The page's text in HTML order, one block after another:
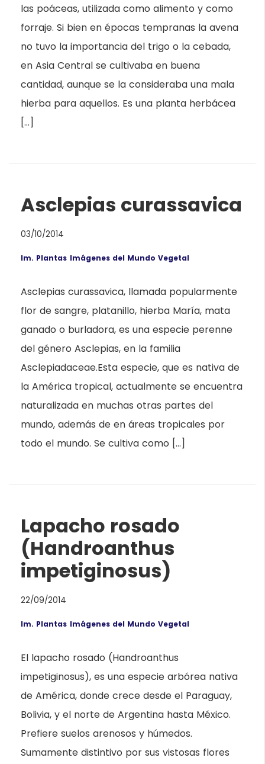
las poáceas, utilizada como alimento y como
forraje. Si bien en épocas tempranas la avena
no tuvo la importancia del trigo o la cebada,
en Asia Central se cultivaba en buena
cantidad, aunque se la consideraba una mala
hierba para aquellos. Es una planta herbácea
[…]
Asclepias curassavica
03/10/2014
Im. Plantas Imágenes del Mundo Vegetal
Asclepias curassavica, llamada popularmente
flor de sangre, platanillo, hierba María, mata
ganado o burladora, es una especie perenne
del género Asclepias, en la familia
Asclepiadaceae.Esta especie, que es nativa de
la América tropical, actualmente se encuentra
naturalizada en muchas otras partes del
mundo, además de en áreas tropicales por
todo el mundo. Se cultiva como […]
Lapacho rosado
(Handroanthus
impetiginosus)
22/09/2014
Im. Plantas Imágenes del Mundo Vegetal
El lapacho rosado (Handroanthus
impetiginosus), es una especie arbórea nativa
de América, donde crece desde el Paraguay,
Bolivia, y el norte de Argentina hasta México.
Prefiere suelos arenosos y húmedos.
Sumamente distintivo por sus vistosas flores